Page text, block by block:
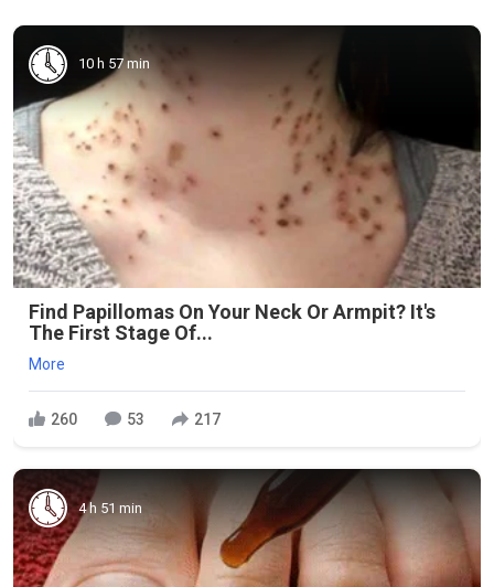
10 h 57 min
Find Papillomas On Your Neck Or Armpit? It's
The First Stage Of...
More
260 53 217
4 h 51 min